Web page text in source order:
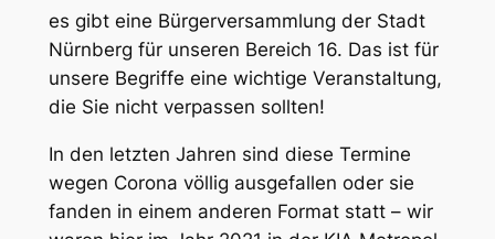
es gibt eine Bürgerversammlung der Stadt
Nürnberg für unseren Bereich 16. Das ist für
unsere Begriffe eine wichtige Veranstaltung,
die Sie nicht verpassen sollten!
In den letzten Jahren sind diese Termine
wegen Corona völlig ausgefallen oder sie
fanden in einem anderen Format statt – wir